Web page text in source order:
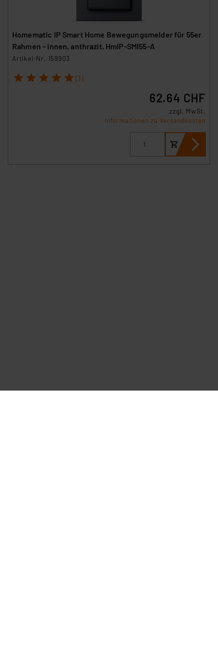
Homematic IP Smart Home Bewegungsmelder für 55er
Rahmen – innen, anthrazit, HmIP-SMI55-A
Artikel-Nr. 159903
1 2 3 4 5 (1)
62.64 CHF
zzgl. MwSt.
Informationen zu Versandkosten